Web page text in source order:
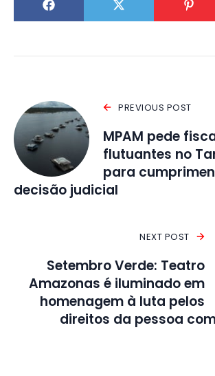
PREVIOUS POST
MPAM pede
flutuantes no
para
decisão judicial
NEXT POST
Setembro Verde: Teatro
Amazonas é iluminado em
homenagem à luta pelos
direitos da pessoa